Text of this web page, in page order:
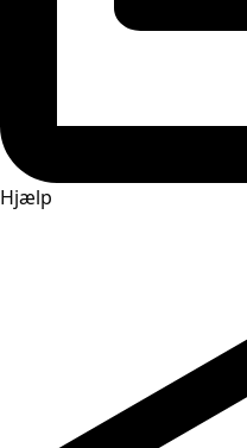
Hjælp